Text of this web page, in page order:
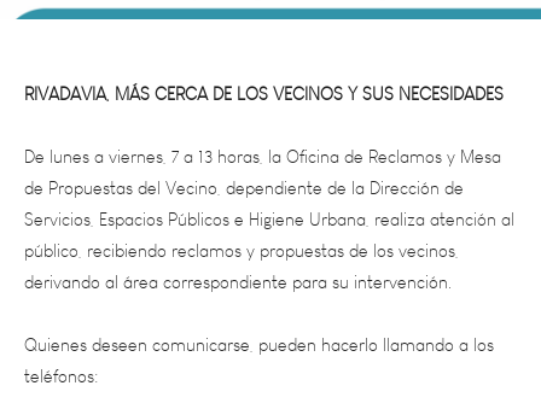
RIVADAVIA, MÁS CERCA DE LOS VECINOS Y SUS NECESIDADES
De lunes a viernes, 7 a 13 horas, la Oficina de Reclamos y Mesa
de Propuestas del Vecino, dependiente de la Dirección de
Servicios, Espacios Públicos e Higiene Urbana, realiza atención al
público, recibiendo reclamos y propuestas de los vecinos,
derivando al área correspondiente para su intervención.
Quienes deseen comunicarse, pueden hacerlo llamando a los
teléfonos: